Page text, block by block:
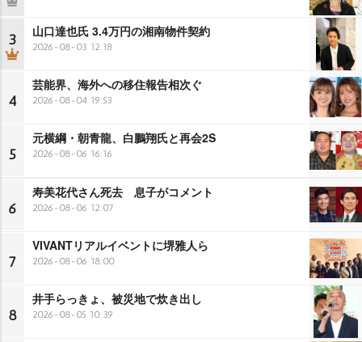
3 山口達也氏 3.4万円の湘南物件契約
2026-08-03 12:18
4
芸能界、海外への移住報告相次ぐ
2026-08-04 19:53
5
元横綱・朝青龍、白鵬翔氏と再会2S
2026-08-06 16:16
6
寿美花代さん死去 息子がコメント
2026-08-06 12:07
7
VIVANTリアルイベントに堺雅人ら
2026-08-06 18:00
8
井手らっきょ、被災地で炊き出し
2026-08-05 10:39